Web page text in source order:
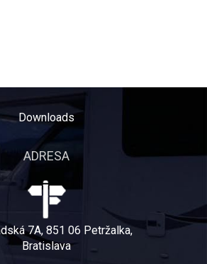
Downloads
ADRESA
7A, 851 06 Petržalka,
Bratislava